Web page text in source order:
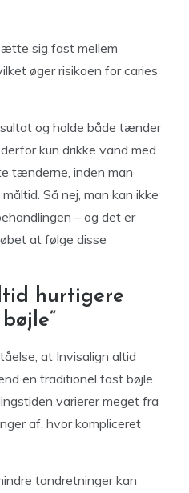
sig fast mellem
øger risikoen for caries
og holde både tænder
kun drikke vand med
tænderne, inden man
Så nej, man kan ikke
– og det er
at følge disse
hurtigere
at Invisalign altid
en traditionel fast bøjle.
varierer meget fra
af, hvor kompliceret
tandretninger kan